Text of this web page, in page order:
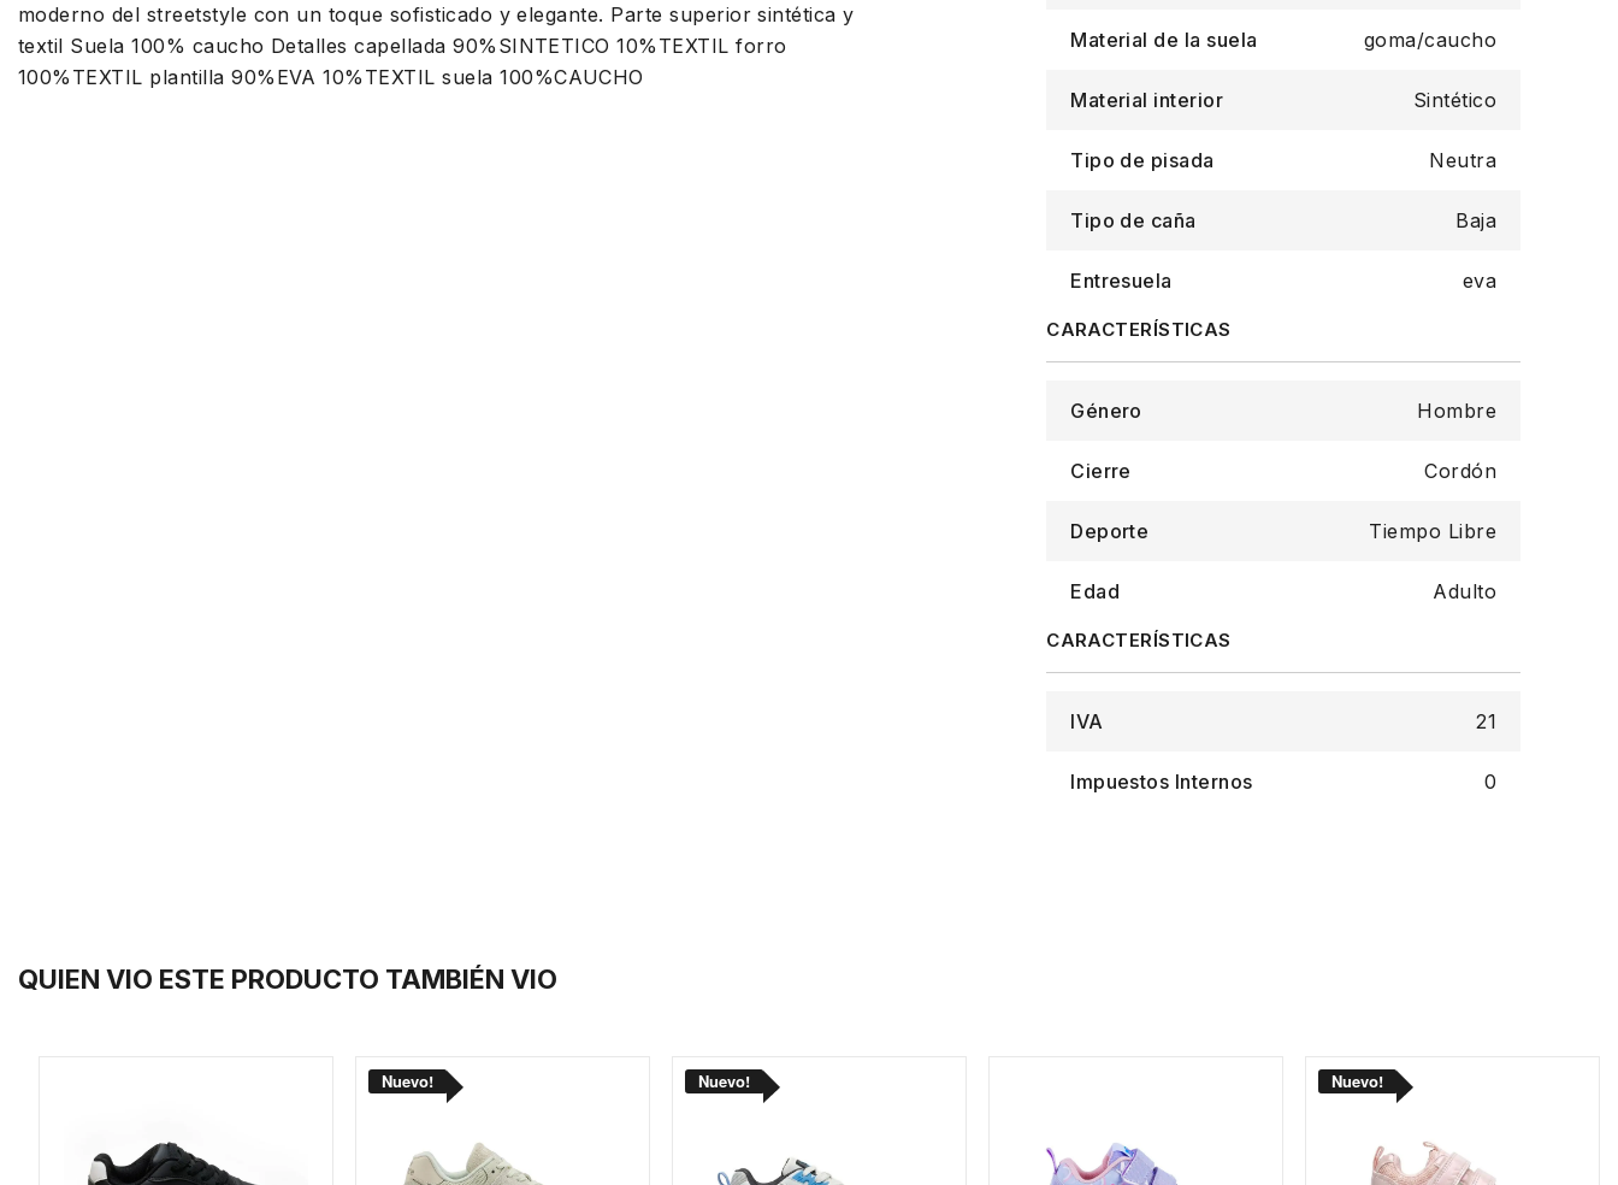
moderno del streetstyle con un toque sofisticado y elegante. Parte superior sintética y
textil Suela 100% caucho Detalles capellada 90%SINTETICO 10%TEXTIL forro
100%TEXTIL plantilla 90%EVA 10%TEXTIL suela 100%CAUCHO
Material de la suela goma/caucho
Material interior Sintético
Tipo de pisada Neutra
Tipo de caña Baja
Entresuela eva
Género Hombre
Cierre Cordón
Deporte Tiempo Libre
Edad Adulto
IVA 21
Impuestos Internos 0
QUIEN VIO ESTE PRODUCTO TAMBIÉN VIO